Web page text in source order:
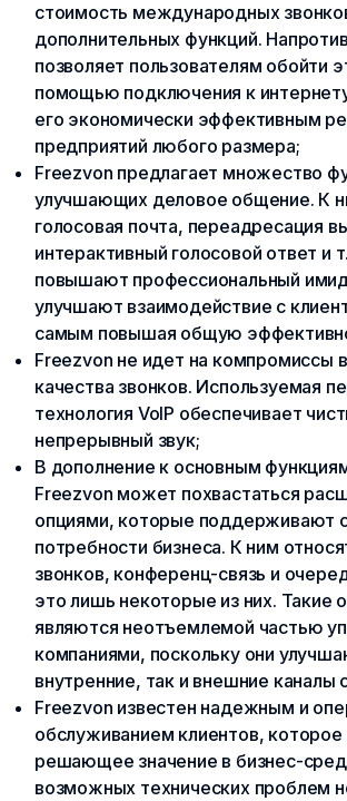
стоимость международных
дополнительных функций.
позволяет пользователям обойти
помощью подключения к
его экономически эффективным
предприятий любого размера;
Freezvon предлагает множество
улучшающих деловое общение. К
голосовая почта, переадресация
интерактивный голосовой ответ и
повышают профессиональный
улучшают взаимодействие с
самым повышая общую
Freezvon не идет на компромиссы
качества звонков. Используемая
технология VoIP обеспечивает
непрерывный звук;
В дополнение к основным
Freezvon может похвастаться
опциями, которые поддерживают
потребности бизнеса. К ним
звонков, конференц-связь и
это лишь некоторые из них. Такие
являются неотъемлемой частью
компаниями, поскольку они
внутренние, так и внешние каналы
Freezvon известен надежным и
обслуживанием клиентов,
решающее значение в бизнес-
возможных технических проблем